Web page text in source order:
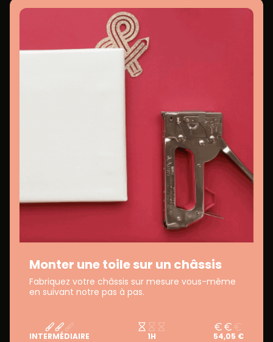
Monter une toile sur un châssis
Fabriquez votre châssis sur mesure vous-même
en suivant notre pas à pas.
INTERMÉDIAIRE 1H 54,05 €